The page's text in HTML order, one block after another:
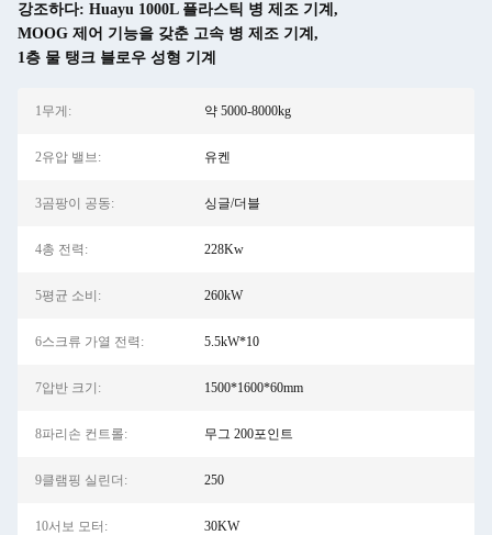
강조하다: Huayu 1000L 플라스틱 병 제조 기계 ,
MOOG 제어 기능을 갖춘 고속 병 제조 기계 ,
1층 물 탱크 블로우 성형 기계
1무게: 약 5000-8000kg
2유압 밸브: 유켄
3곰팡이 공동: 싱글/더블
4총 전력: 228Kw
5평균 소비: 260kW
6스크류 가열 전력: 5.5kW*10
7압반 크기: 1500*1600*60mm
8파리손 컨트롤: 무그 200포인트
9클램핑 실린더: 250
10서보 모터: 30KW